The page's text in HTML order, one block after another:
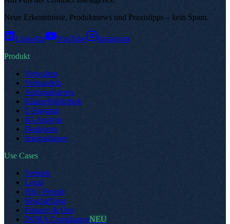
Neue Erkenntnisse, Produktnews und Praxistipps – kein Spam.
LinkedIn YouTube
Instagram
Produkt
Verwalten
Verhandeln
Automatisieren
Klauselbibliothek
E-Signatur
KI-Analyse
Dealroom
Integrationen
Use Cases
Vertrieb
Legal
HR / People
Beschaffung
Finance & Ops
DORA ComplianceNEU